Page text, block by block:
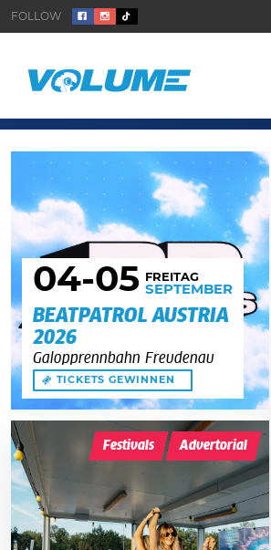
04-05 FREITAG
SEPTEMBER
BEATPATROL AUSTRIA
2026
Galopprennbahn Freudenau
TICKETS GEWINNEN
Festivals Advertorial